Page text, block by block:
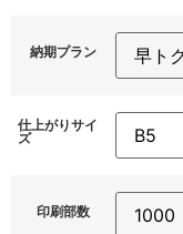
納期プラン
仕上がりサイ
ズ
印刷部数